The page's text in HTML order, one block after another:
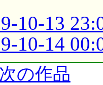
10-13
10-14
次の作品